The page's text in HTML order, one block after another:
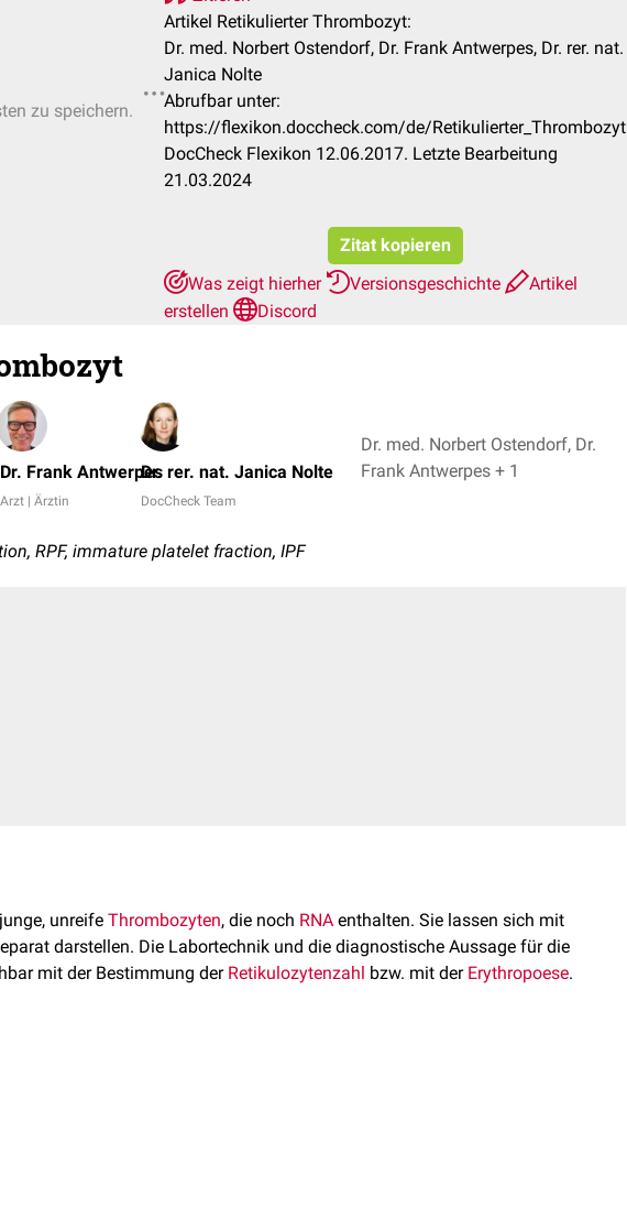
zu speichern.
Artikel Retikulierter Thrombozyt:
Dr. med. Norbert Ostendorf, Dr. Frank Antwerpes, Dr. rer. nat.
Janica Nolte
Abrufbar unter:
https://flexikon.doccheck.com/de/Retikulierter_Thrombozyt
DocCheck Flexikon 12.06.2017. Letzte Bearbeitung
21.03.2024
Zitat kopieren
Was zeigt hierher
Versionsgeschichte
Artikel
erstellen
Discord
Dr. Frank Antwerpes
Arzt | Ärztin
Dr. rer. nat. Janica Nolte
DocCheck Team
Dr. med. Norbert Ostendorf, Dr.
Frank Antwerpes + 1
RPF, immature platelet fraction, IPF
unreife Thrombozyten, die noch RNA enthalten. Sie lassen sich mit
darstellen. Die Labortechnik und die diagnostische Aussage für die
mit der Bestimmung der Retikulozytenzahl bzw. mit der Erythropoese.
erfolgt üblicherweise als Anteil (engl. fraction) der retikulierten Thrombozyten